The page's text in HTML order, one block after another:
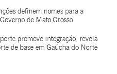
definem nomes para a
de Mato Grosso
promove integração, revela
de base em Gaúcha do Norte